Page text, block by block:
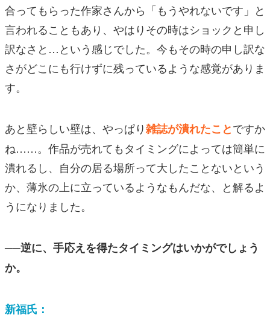
合ってもらった作家さんから「もうやれないです」と
言われることもあり、やはりその時はショックと申し
訳なさと…という感じでした。今もその時の申し訳な
さがどこにも行けずに残っているような感覚がありま
す。
あと壁らしい壁は、やっぱり雑誌が潰れたことですか
ね……。作品が売れてもタイミングによっては簡単に
潰れるし、自分の居る場所って大したことないという
か、薄氷の上に立っているようなもんだな、と解るよ
うになりました。
──逆に、手応えを得たタイミングはいかがでしょう
か。
新福氏：